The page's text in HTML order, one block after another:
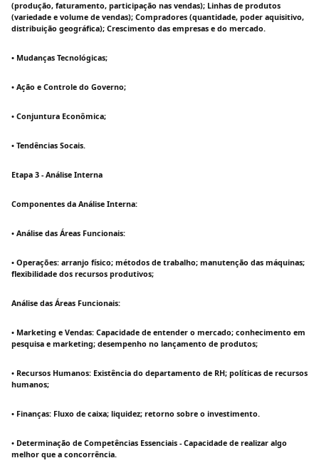
(produção, faturamento, participação nas vendas); Linhas de produtos
(variedade e volume de vendas); Compradores (quantidade, poder aquisitivo,
distribuição geográfica); Crescimento das empresas e do mercado.
• Mudanças Tecnológicas;
• Ação e Controle do Governo;
• Conjuntura Econômica;
• Tendências Socais.
Etapa 3 - Análise Interna
Componentes da Análise Interna:
• Análise das Áreas Funcionais:
• Operações: arranjo físico; métodos de trabalho; manutenção das máquinas;
flexibilidade dos recursos produtivos;
Análise das Áreas Funcionais:
• Marketing e Vendas: Capacidade de entender o mercado; conhecimento em
pesquisa e marketing; desempenho no lançamento de produtos;
• Recursos Humanos: Existência do departamento de RH; políticas de recursos
humanos;
• Finanças: Fluxo de caixa; liquidez; retorno sobre o investimento.
• Determinação de Competências Essenciais - Capacidade de realizar algo
melhor que a concorrência.